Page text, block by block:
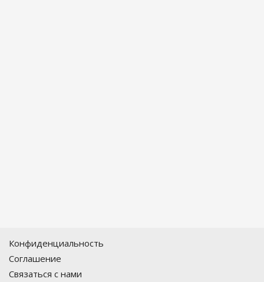
Конфиденциальность
Соглашение
Связаться с нами